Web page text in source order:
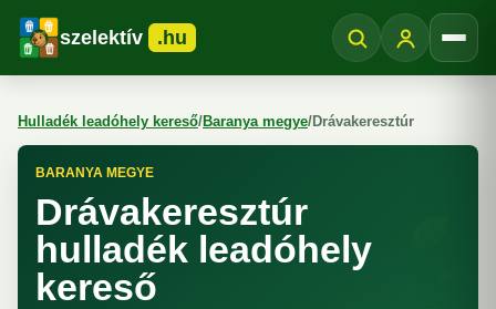
szelektív .hu
Hulladék leadóhely kereső/Baranya megye/Drávakeresztúr
BARANYA MEGYE
Drávakeresztúr
hulladék leadóhely
kereső